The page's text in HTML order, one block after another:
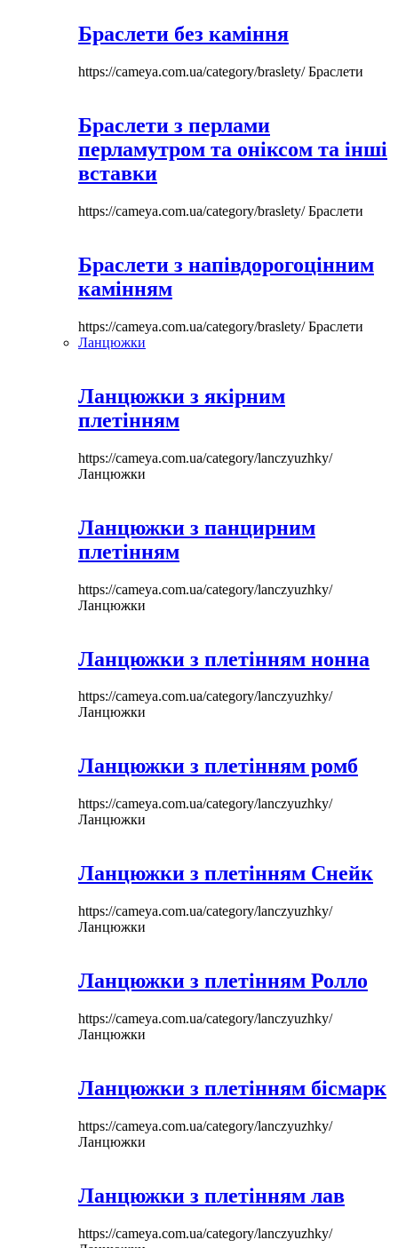
Браслети без каміння
https://cameya.com.ua/category/braslety/Браслети
Браслети з перлами
перламутром та оніксом та інші
вставки
https://cameya.com.ua/category/braslety/Браслети
Браслети з напівдорогоцінним
камінням
https://cameya.com.ua/category/braslety/Браслети
Ланцюжки
Ланцюжки з якірним
плетінням
https://cameya.com.ua/category/lanczyuzhky/
Ланцюжки
Ланцюжки з панцирним
плетінням
https://cameya.com.ua/category/lanczyuzhky/
Ланцюжки
Ланцюжки з плетінням нонна
https://cameya.com.ua/category/lanczyuzhky/
Ланцюжки
Ланцюжки з плетінням ромб
https://cameya.com.ua/category/lanczyuzhky/
Ланцюжки
Ланцюжки з плетінням Снейк
https://cameya.com.ua/category/lanczyuzhky/
Ланцюжки
Ланцюжки з плетінням Ролло
https://cameya.com.ua/category/lanczyuzhky/
Ланцюжки
Ланцюжки з плетінням бісмарк
https://cameya.com.ua/category/lanczyuzhky/
Ланцюжки
Ланцюжки з плетінням лав
https://cameya.com.ua/category/lanczyuzhky/